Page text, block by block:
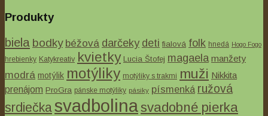
Produkty
biela bodky béžová darčeky deti fialová folk hnedá Hogo Fogo
hrebienky Katykreativ kvietky Lucia Štofej magaela manžety
modrá motýlik motýliky motýliky s trakmi muži Nikkita
prenájom ProGra pánske motýliky pásiky písmenká ružová
srdiečkasvadbolinasvadobné pierka